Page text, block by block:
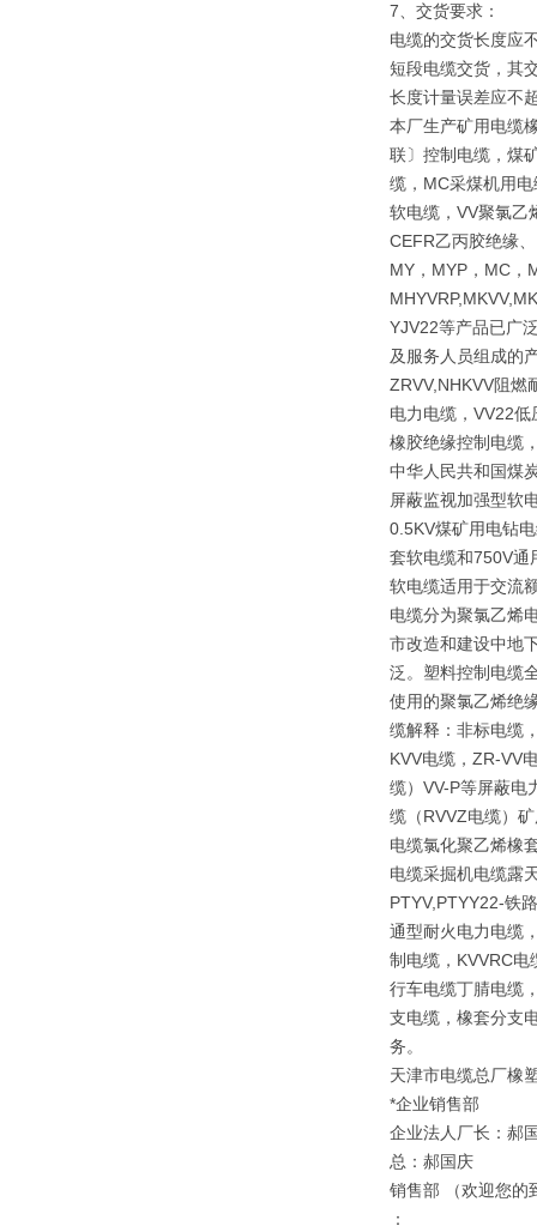
7、交货要求：
电缆的交货长度应
短段电缆交货，其
长度计量误差应不
本厂生产矿用电缆
联〕控制电缆，煤
缆，MC采煤机用
软电缆，VV聚氯乙
CEFR乙丙胶绝缘
MY，MYP，MC，
YJV22等产品已广
及服务人员组成的
ZRVV,NHKVV阻燃
电力电缆，VV22
橡胶绝缘控制电缆
中华人民共和国煤
屏蔽监视加强型软
0.5KV煤矿用电钻
套软电缆和750V通
软电缆适用于交流
电缆分为聚氯乙烯
市改造和建设中地
泛。塑料控制电缆
使用的聚氯乙烯绝
缆解释：非标电缆
KVV电缆，ZR-VV
缆）VV-P等屏蔽电
缆（RVVZ电缆）
电缆氯化聚乙烯橡
电缆采掘机电缆露
PTYV,PTYY22-铁
通型耐火电力电缆
制电缆，KVVRC
行车电缆丁腈电缆
支电缆，橡套分支
务。
天津市电缆总厂橡
*企业销售部
企业法人厂长：郝
总：郝国庆
销售部 （欢迎您的
：